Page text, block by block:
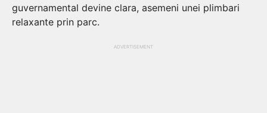
guvernamental devine clara, asemeni unei plimbari
relaxante prin parc.
ADVERTISEMENT